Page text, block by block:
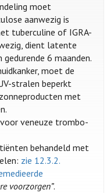
moet
aanwezig is
tuberculine of IGRA-
dient latente
6 maanden.
moet de
stralen beperkt
met
veneuze trombo-
behandeld met
zie 12.3.2.
voorzorgen”.